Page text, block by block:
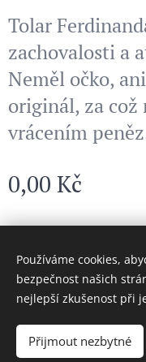
Tolar
zachovalosti a
Neměl očko,
originál, za
vrácením
0,00 Kč
© 2024
Používáme cookies,
bezpečnost našich
nejlepší zkušenost při
Přijmout nezbytné